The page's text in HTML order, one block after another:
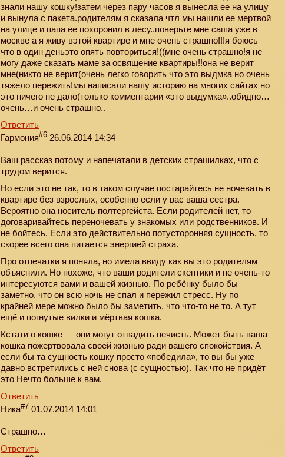
знали нашу кошку!затем через пару часов я вынесла ее на улицу
и вынула с пакета.родителям я сказала чтл мы нашли ее мертвой
на улице и папа ее похоронил в лесу..поверьте мне саша уже в
москве а я живу вэтой квартире и мне очень страшно!!!я боюсь
что в один деньэто опять повториться!((мне очень страшно!я не
могу даже сказать маме за освящение квартиры!!она не верит
мне(никто не верит(очень легко говорить что это выдмка но очень
тяжело пережить!мы написали нашу историю на многих сайтах но
это ничего не дало(только комментарии «это выдумка»..обидно…
очень…и очень страшно..
Ответить
Гармония#6 26.06.2014 14:34
Ваш рассказ потому и напечатали в детских страшилках, что с
трудом верится.
Но если это не так, то в таком случае постарайтесь не ночевать в
квартире без взрослых, особенно если у вас ваша сестра.
Вероятно она носитель полтергейста. Если родителей нет, то
договаривайтесь переночевать у знакомых или родственников. И
не бойтесь. Если это действительно потусторонняя сущность, то
скорее всего она питается энергией страха.
Про отпечатки я поняла, но имела ввиду как вы это родителям
объяснили. Но похоже, что ваши родители скептики и не очень-то
интересуются вами и вашей жизнью. По ребёнку было бы
заметно, что он всю ночь не спал и пережил стресс. Ну по
крайней мере можно было бы заметить, что что-то не то. А тут
ещё и погнутые вилки и мёртвая кошка.
Кстати о кошке — они могут отвадить нечисть. Может быть ваша
кошка пожертвовала своей жизнью ради вашего спокойствия. А
если бы та сущность кошку просто «победила», то вы бы уже
давно встретились с ней снова (с сущностью). Так что не придёт
это Нечто больше к вам.
Ответить
Ника#7 01.07.2014 14:01
Страшно…
Ответить